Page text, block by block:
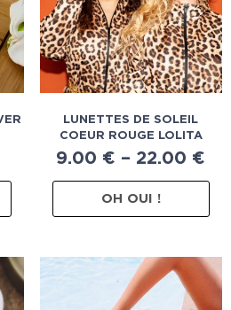
LUNETTES DE SOLEIL
COEUR ROUGE LOLITA
9.00 € – 22.00 €
OH OUI !